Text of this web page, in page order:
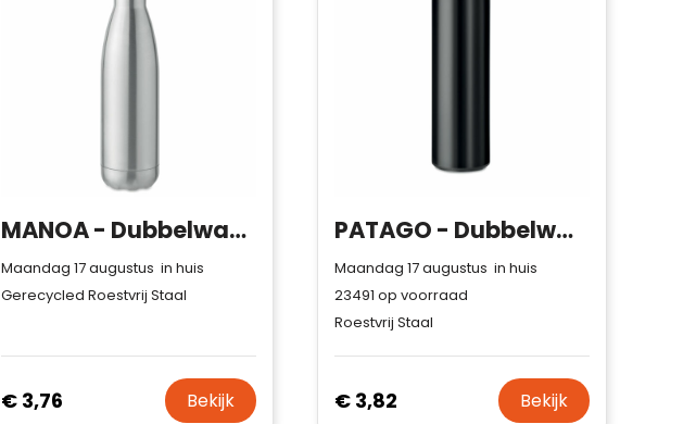
MANOA - Dubbelwandige fles 500 ml
Maandag 17 augustus in huis
Gerecycled Roestvrij Staal
€ 3,76 Bekijk
PATAGO - Dubbelwandige drinkfles 425 ml
Maandag 17 augustus in huis
23491 op voorraad
Roestvrij Staal
€ 3,82 Bekijk